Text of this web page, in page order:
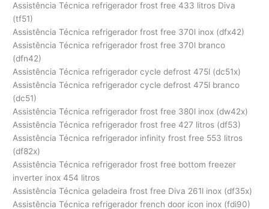
Assistência Técnica refrigerador frost free 433 litros Diva
(tf51)
Assistência Técnica refrigerador frost free 370l inox (dfx42)
Assistência Técnica refrigerador frost free 370l branco
(dfn42)
Assistência Técnica refrigerador cycle defrost 475l (dc51x)
Assistência Técnica refrigerador cycle defrost 475l branco
(dc51)
Assistência Técnica refrigerador frost free 380l inox (dw42x)
Assistência Técnica refrigerador frost free 427 litros (df53)
Assistência Técnica refrigerador infinity frost free 553 litros
(df82x)
Assistência Técnica refrigerador frost free bottom freezer
inverter inox 454 litros
Assistência Técnica geladeira frost free Diva 261l inox (df35x)
Assistência Técnica refrigerador french door icon inox (fdi90)